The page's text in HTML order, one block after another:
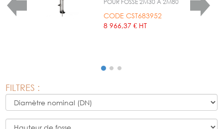
CODE CST683952
8 966,37 € HT
FILTRES :